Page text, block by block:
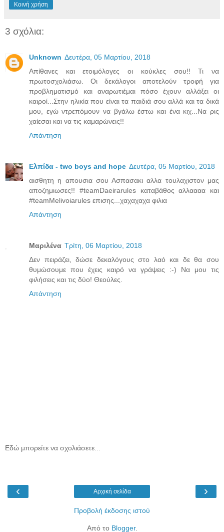
Κοινή χρήση
3 σχόλια:
Unknown Δευτέρα, 05 Μαρτίου, 2018
Απίθανες και ετοιμόλογες οι κούκλες σου!! Τι να
πρωτοσχολιάσω. Οι δεκάλογοι αποτελούν τροφή για
προβληματισμό και αναρωτιέμαι πόσο έχουν αλλάξει οι
καιροί...Στην ηλικία που είναι τα παιδιά σου αλλά και τα δικά
μου, εγώ ντρεπόμουν να βγάλω έστω και ένα κιχ...Να ρις
χαίεσαι και να τις καμαρώνεις!!
Απάντηση
Ελπίδα - two boys and hope Δευτέρα, 05 Μαρτίου, 2018
αισθητη η απουσια σου Ασπασακι αλλα τουλαχιστον μας
αποζημιωσες!! #teamDaeirarules καταβάθος αλλαααα και
#teamMelivoiarules επισης...χαχαχαχα φιλια
Απάντηση
Μαριλένα Τρίτη, 06 Μαρτίου, 2018
Δεν πειράζει, δώσε δεκαλόγους στο λαό και δε θα σου
θυμώσουμε που έχεις καιρό να γράψεις :-) Να μου τις
φιλήσεις και τις δύο! Θεούλες.
Απάντηση
Εδώ μπορείτε να σχολιάσετε...
‹ ›
Αρχική σελίδα
Προβολή έκδοσης ιστού
Από το Blogger.